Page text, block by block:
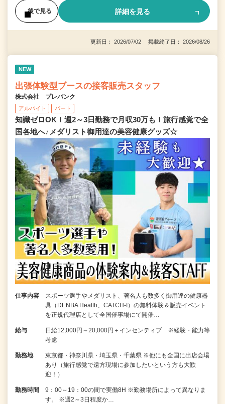
後で見る 詳細を見る
更新日： 2026/07/02 掲載終了日： 2026/08/26
NEW
出張体験型ブースの接客販売スタッフ
株式会社 プレバンク
アルバイト パート
知識ゼロOK！週2～3日勤務で月収30万も！旅行感覚で全
国各地へ♪メダリスト御用達の美容健康グッズ☆
仕事内容
スポーツ選手やメダリスト、著名人も数多く御用達の健康器
具（DENBA Health、CATCH-I）の無料体験＆販売イベント
を正規代理店として全国催事場にて開催…
給与
日給12,000円～20,000円＋インセンティブ ※経験・能力等
考慮
勤務地
東京都・神奈川県・埼玉県・千葉県 ※他にも全国に出店会場
あり（旅行感覚で遠方現場に参加したいという方も大歓
迎！）
勤務時間
9：00～19：00の間で実働8H ※勤務場所によって異なりま
す。 ※週2～3日程度か…